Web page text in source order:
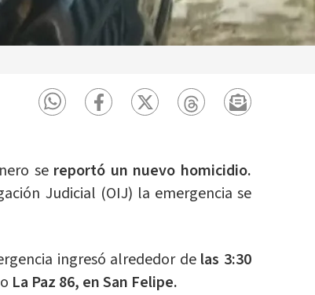
se reportó un nuevo homicidio.
Judicial (OIJ) la emergencia se
ingresó alrededor delas 3:30
La Paz 86, en San Felipe.